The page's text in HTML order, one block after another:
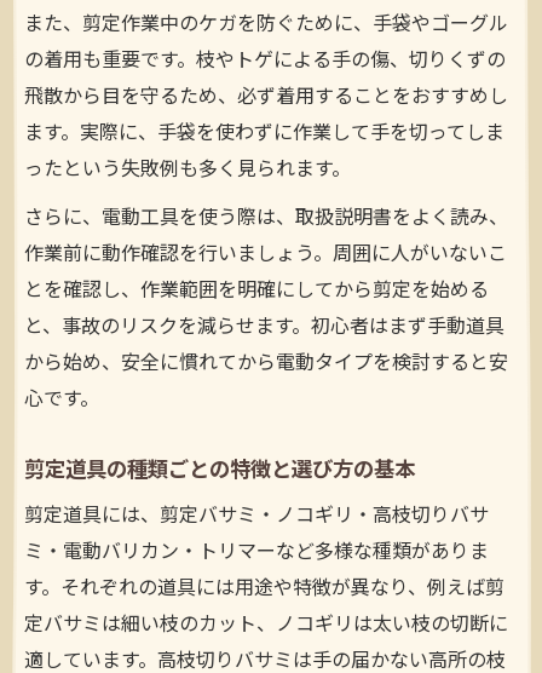
バリカンやトリマーの違いと活用法を解明
剪定道具バリカンとトリマーの違いを理解
しよう
バリカンとトリマーの特徴と適した剪定作
業
庭木剪定道具でバリカンを選ぶポイント
トリマーで剪定作業を効率化するテクニッ
ク
剪定道具バリカン活用のコツと失敗例回避
策
また、剪定作業中のケガを防ぐために、手袋やゴーグル
の着用も重要です。枝やトゲによる手の傷、切りくずの
飛散から目を守るため、必ず着用することをおすすめし
ます。実際に、手袋を使わずに作業して手を切ってしま
ったという失敗例も多く見られます。
さらに、電動工具を使う際は、取扱説明書をよく読み、
作業前に動作確認を行いましょう。周囲に人がいないこ
とを確認し、作業範囲を明確にしてから剪定を始める
と、事故のリスクを減らせます。初心者はまず手動道具
から始め、安全に慣れてから電動タイプを検討すると安
心です。
剪定道具の種類ごとの特徴と選び方の基本
剪定道具には、剪定バサミ・ノコギリ・高枝切りバサ
ミ・電動バリカン・トリマーなど多様な種類がありま
す。それぞれの道具には用途や特徴が異なり、例えば剪
定バサミは細い枝のカット、ノコギリは太い枝の切断に
適しています。高枝切りバサミは手の届かない高所の枝